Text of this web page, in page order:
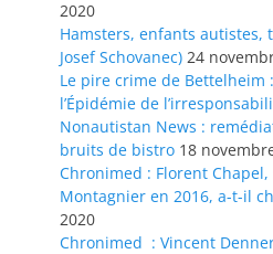
2020
Hamsters, enfants autistes,
Josef Schovanec) 24
Le pire crime de Bettelheim
l’Épidémie de
Nonautistan News :
bruits de bistro 18
Chronimed : Florent
Montagnier en 2016, a-t-il
2020
Chronimed : Vincent